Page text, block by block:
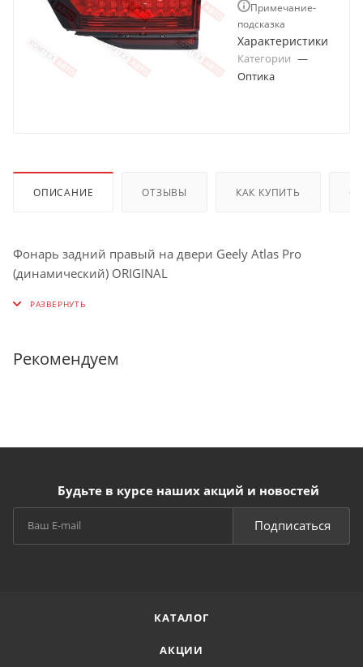
Примечание-
подсказка
Характеристики
Категории —
Оптика
ОПИСАНИЕ ОТЗЫВЫ КАК КУПИТЬ
Фонарь задний правый на двери Geely Atlas Pro
(динамический) ORIGINAL
Рекомендуем
Будьте в курсе наших акций и новостей
Подписаться
КАТАЛОГ
АКЦИИ